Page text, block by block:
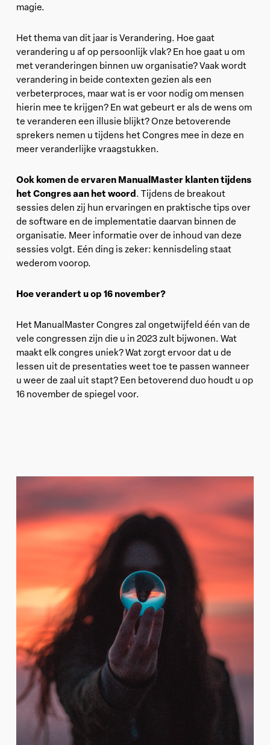
magie.
Het thema van dit jaar is Verandering. Hoe gaat
verandering u af op persoonlijk vlak? En hoe gaat u om
met veranderingen binnen uw organisatie? Vaak wordt
verandering in beide contexten gezien als een
verbeterproces, maar wat is er voor nodig om mensen
hierin mee te krijgen? En wat gebeurt er als de wens om
te veranderen een illusie blijkt? Onze betoverende
sprekers nemen u tijdens het Congres mee in deze en
meer veranderlijke vraagstukken.
Ook komen de ervaren ManualMaster klanten tijdens
het Congres aan het woord. Tijdens de breakout
sessies delen zij hun ervaringen en praktische tips over
de software en de implementatie daarvan binnen de
organisatie. Meer informatie over de inhoud van deze
sessies volgt. Eén ding is zeker: kennisdeling staat
wederom voorop.
Hoe verandert u op 16 november?
Het ManualMaster Congres zal ongetwijfeld één van de
vele congressen zijn die u in 2023 zult bijwonen. Wat
maakt elk congres uniek? Wat zorgt ervoor dat u de
lessen uit de presentaties weet toe te passen wanneer
u weer de zaal uit stapt? Een betoverend duo houdt u op
16 november de spiegel voor.